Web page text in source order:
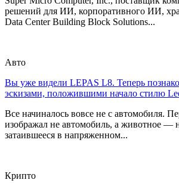
решений для ИИ, корпоративного ИИ,
Data Center Building Block Solutions...
Авто
Вы уже видели LEPAS L8. Теперь
эскизами, положившими начало стилю
Все начиналось вовсе не с автомобиля.
изображал не автомобиль, а животное —
затаившееся в напряженном...
Крипто